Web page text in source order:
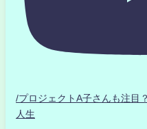
/プロジェクトA子さんも注
人生